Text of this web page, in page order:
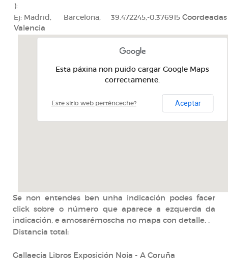
):
Ej: Madrid, Barcelona, 39.472245,-0.376915
Valencia
Esta páxina non puido cargar Google Maps
correctamente.
Este sitio web perténceche? Aceptar
Se non entendes ben unha indicación podes facer
click sobre o número que aparece a ezquerda da
indicación, e amosarémoscha no mapa con detalle. .
Distancia total:
Gallaecia Libros Exposición Noia - A Coruña